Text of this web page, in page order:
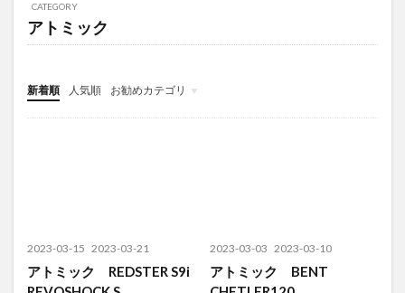
CATEGORY
アトミック
新着順 人気順
お勧めカテゴリ
Uncategorized
2023-03-15 2023-03-21
アトミック REDSTER S9i
2023-03-03 2023-03-10
アトミック BENT